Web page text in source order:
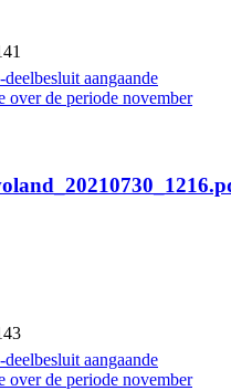
aangaande
over de periode november
aangaande
over de periode november